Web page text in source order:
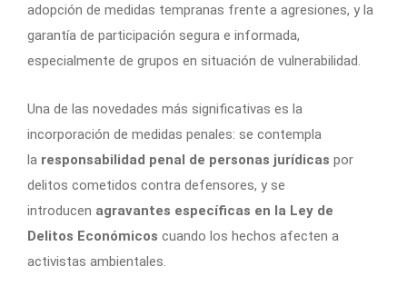
adopción de medidas tempranas frente a agresiones, y la
garantía de participación segura e informada,
especialmente de grupos en situación de vulnerabilidad.
Una de las novedades más significativas es la
incorporación de medidas penales: se contempla
la responsabilidad penal de personas jurídicas por
delitos cometidos contra defensores, y se
introducen agravantes específicas en la Ley de
Delitos Económicos cuando los hechos afecten a
activistas ambientales.